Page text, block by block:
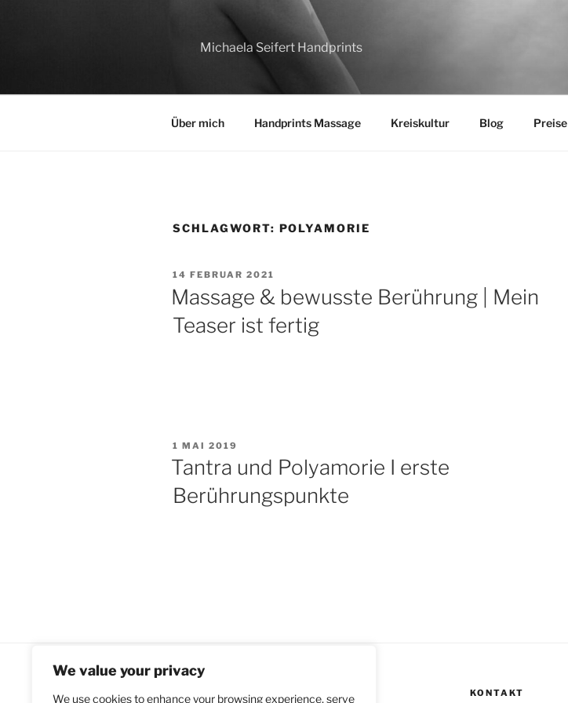
We value your privacy
We use cookies to enhance your browsing experience, serve
Michaela Seifert Handprints
Über mich Handprints Massage Kreiskultur Blog Preise
SCHLAGWORT: POLYAMORIE
VERÖFFENTLICHT
AM
14 FEBRUAR 2021
Massage & bewusste Berührung | Mein
Teaser ist fertig
VERÖFFENTLICHT
AM
1 MAI 2019
Tantra und Polyamorie I erste
Berührungspunkte
IMPRESSUM DATENSCHUTZ KONTAKT